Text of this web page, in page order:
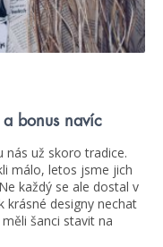
bonus navíc
nás už skoro tradice.
málo, letos jsme jich
každý se ale dostal v
krásné designy nechat
šanci stavit na